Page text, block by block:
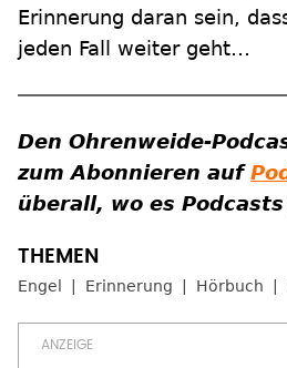
Erinnerung daran sein,
jeden Fall weiter geht…
Den Ohrenweide-
zum Abonnieren auf
überall, wo es
Engel Erinnerung Hörbuch